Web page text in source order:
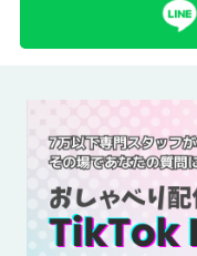
仲介
備考
玄関先まで覗き穴を覗
来たのかを確認できる
見ながらサッと身支度
す。魅力も多い賃貸物
単なエアコン付きの物